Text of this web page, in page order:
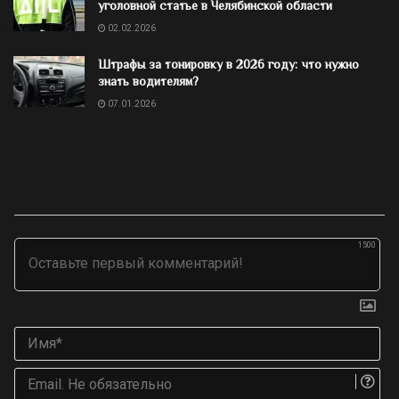
уголовной статье в Челябинской области
02.02.2026
Штрафы за тонировку в 2026 году: что нужно
знать водителям?
07.01.2026
1500